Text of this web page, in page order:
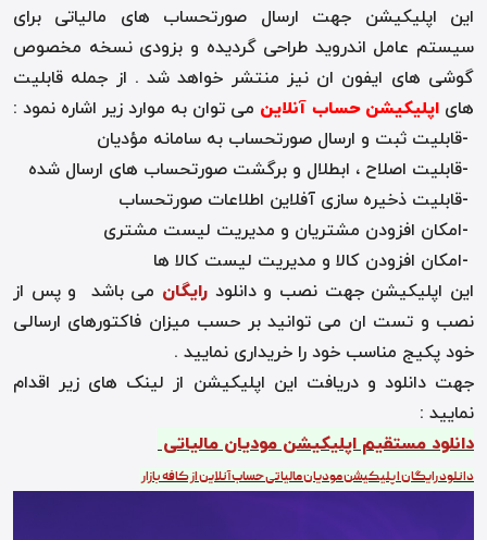
این اپلیکیشن جهت ارسال صورتحساب های مالیاتی برای
سیستم عامل اندروید طراحی گردیده و بزودی نسخه مخصوص
گوشی های ایفون ان نیز منتشر خواهد شد . از جمله قابلیت
های اپلیکیشن حساب آنلاین می توان به موارد زیر اشاره نمود :
-قابلیت ثبت و ارسال صورتحساب به سامانه مؤدیان
-قابلیت اصلاح ، ابطلال و برگشت صورتحساب های ارسال شده
-قابلیت ذخیره سازی آفلاین اطلاعات صورتحساب
-امکان افزودن مشتریان و مدیریت لیست مشتری
-امکان افزودن کالا و مدیریت لیست کالا ها
این اپلیکیشن جهت نصب و دانلود رایگان می باشد و پس از
نصب و تست ان می توانید بر حسب میزان فاکتورهای ارسالی
خود پکیج مناسب خود را خریداری نمایید .
جهت دانلود و دریافت این اپلیکیشن از لینک های زیر اقدام
نمایید :
دانلود مستقیم اپلیکیشن مودیان مالیاتی
دانلود رایگان اپلیکیشن مودیان مالیاتی حساب آنلاین از کافه بازار